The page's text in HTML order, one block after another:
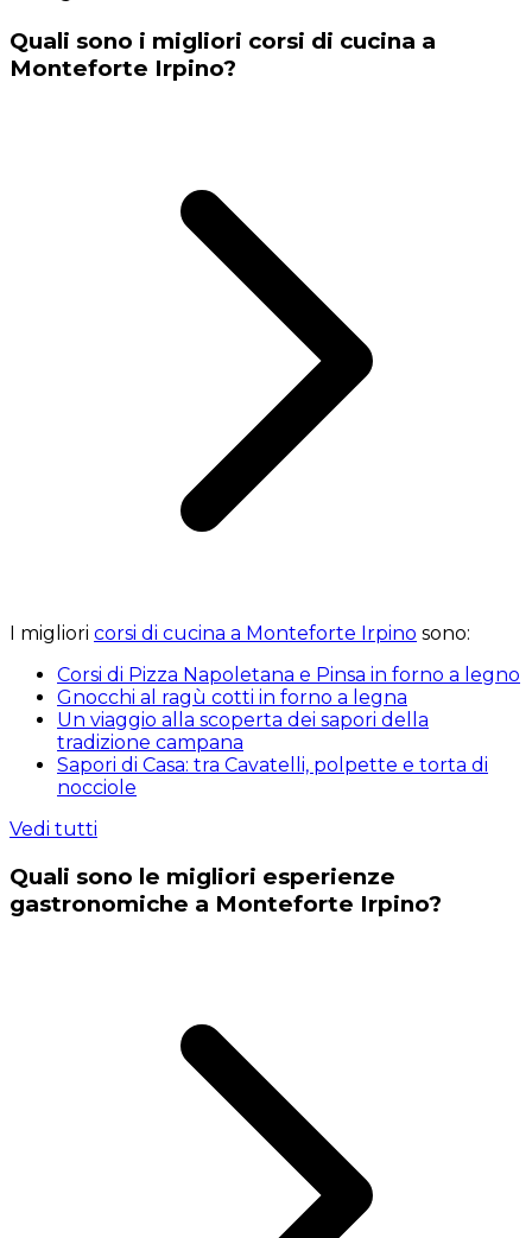
Quali sono i migliori corsi di cucina a
Monteforte Irpino?
I migliori corsi di cucina a Monteforte Irpino sono:
Corsi di Pizza Napoletana e Pinsa in forno a legno
Gnocchi al ragù cotti in forno a legna
Un viaggio alla scoperta dei sapori della
tradizione campana
Sapori di Casa: tra Cavatelli, polpette e torta di
nocciole
Vedi tutti
Quali sono le migliori esperienze
gastronomiche a Monteforte Irpino?